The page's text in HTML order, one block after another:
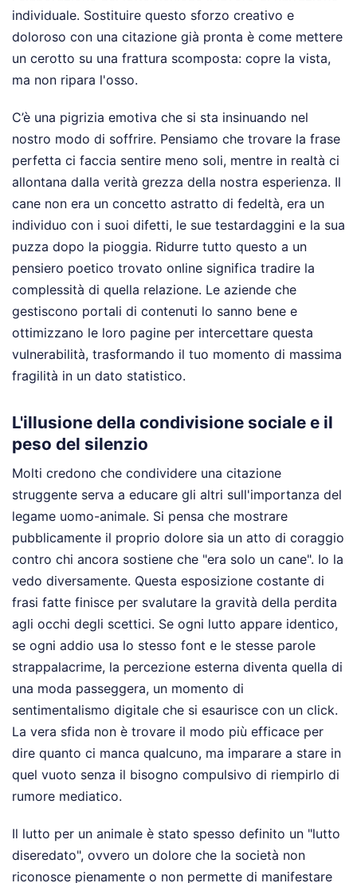
individuale. Sostituire questo sforzo creativo e
doloroso con una citazione già pronta è come mettere
un cerotto su una frattura scomposta: copre la vista,
ma non ripara l'osso.
C’è una pigrizia emotiva che si sta insinuando nel
nostro modo di soffrire. Pensiamo che trovare la frase
perfetta ci faccia sentire meno soli, mentre in realtà ci
allontana dalla verità grezza della nostra esperienza. Il
cane non era un concetto astratto di fedeltà, era un
individuo con i suoi difetti, le sue testardaggini e la sua
puzza dopo la pioggia. Ridurre tutto questo a un
pensiero poetico trovato online significa tradire la
complessità di quella relazione. Le aziende che
gestiscono portali di contenuti lo sanno bene e
ottimizzano le loro pagine per intercettare questa
vulnerabilità, trasformando il tuo momento di massima
fragilità in un dato statistico.
L'illusione della condivisione sociale e il
peso del silenzio
Molti credono che condividere una citazione
struggente serva a educare gli altri sull'importanza del
legame uomo-animale. Si pensa che mostrare
pubblicamente il proprio dolore sia un atto di coraggio
contro chi ancora sostiene che "era solo un cane". Io la
vedo diversamente. Questa esposizione costante di
frasi fatte finisce per svalutare la gravità della perdita
agli occhi degli scettici. Se ogni lutto appare identico,
se ogni addio usa lo stesso font e le stesse parole
strappalacrime, la percezione esterna diventa quella di
una moda passeggera, un momento di
sentimentalismo digitale che si esaurisce con un click.
La vera sfida non è trovare il modo più efficace per
dire quanto ci manca qualcuno, ma imparare a stare in
quel vuoto senza il bisogno compulsivo di riempirlo di
rumore mediatico.
Il lutto per un animale è stato spesso definito un "lutto
diseredato", ovvero un dolore che la società non
riconosce pienamente o non permette di manifestare